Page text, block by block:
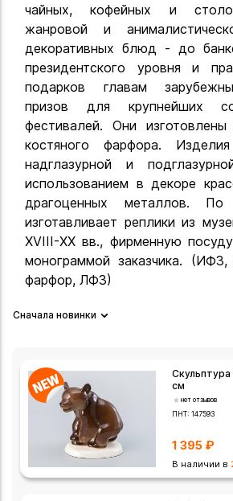
чайных, кофейных и
жанровой и
декоративных блюд - до
президентского уровня и
подарков главам
призов для крупнейших
фестивалей. Они
костяного фарфора.
надглазурной и
использованием в декоре
драгоценных металлов. По
изготавливает реплики из
ХVIII-ХХ вв., фирменную
монограммой заказчика. (ИФЗ,
фарфор, ЛФЗ)
Сначала новинки
см
нет отзывов
ПНТ:147593
1 395 ₽
В наличии в